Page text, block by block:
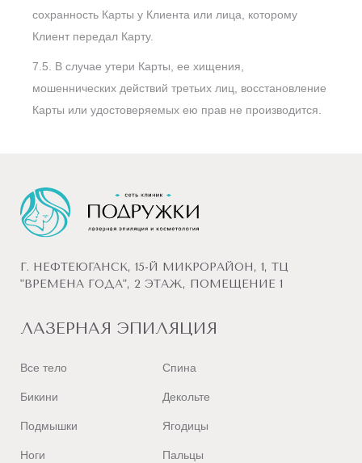
сохранность Карты у Клиента или лица, которому
Клиент передал Карту.
7.5. В случае утери Карты, ее хищения,
мошеннических действий третьих лиц, восстановление
Карты или удостоверяемых ею прав не производится.
Г. НЕФТЕЮГАНСК, 15-Й МИКРОРАЙОН, 1, ТЦ
"ВРЕМЕНА ГОДА", 2 ЭТАЖ, ПОМЕЩЕНИЕ 1
ЛАЗЕРНАЯ ЭПИЛЯЦИЯ
Все тело
Бикини
Подмышки
Ноги
Спина
Декольте
Ягодицы
Пальцы